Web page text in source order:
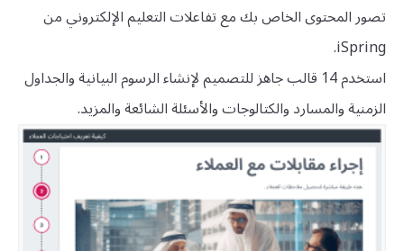
تصور المحتوى الخاص بك مع تفاعلات التعليم الإلكتروني من
iSpring.
استخدم 14 قالب جاهز للتصميم لإنشاء الرسوم البيانية والجداول
الزمنية والمسارد والكتالوجات والأسئلة الشائعة والمزيد.